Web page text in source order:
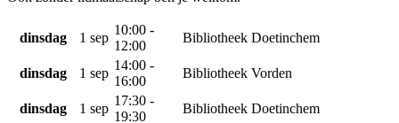
dinsdag 1 sep
10:00 -
12:00
Bibliotheek Doetinchem
dinsdag 1 sep
14:00 -
16:00
Bibliotheek Vorden
dinsdag 1 sep
17:30 -
19:30
Bibliotheek Doetinchem